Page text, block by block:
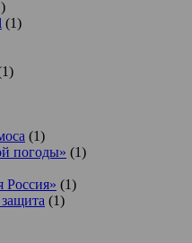
(1)
(1)
погоды» (1)
Россия» (1)
(1)